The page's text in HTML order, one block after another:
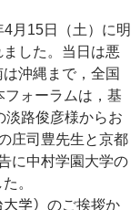
月15日（土）に明
した。当日は悪
沖縄まで，全国
ォーラムは，基
淡路俊彦様からお
庄司豊先生と京都
に中村学園大学の
。
学）のご挨拶か